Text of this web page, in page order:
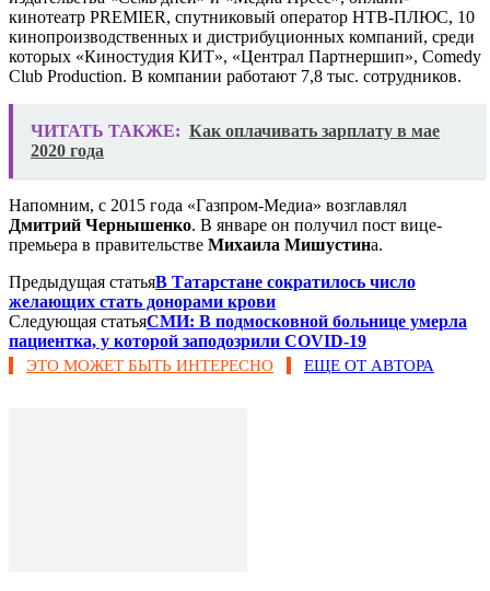
кинотеатр PREMIER, спутниковый оператор НТВ-ПЛЮС, 10
кинопроизводственных и дистрибуционных компаний, среди
которых «Киностудия КИТ», «Централ Партнершип», Comedy
Club Production. В компании работают 7,8 тыс. сотрудников.
ЧИТАТЬ ТАКЖЕ: Как оплачивать зарплату в мае
2020 года
Напомним, с 2015 года «Газпром-Медиа» возглавлял
Дмитрий Чернышенко. В январе он получил пост вице-
премьера в правительстве Михаила Мишустина.
Предыдущая статьяВ Татарстане сократилось число
желающих стать донорами крови
Следующая статья​СМИ: В подмосковной больнице умерла
пациентка, у которой заподозрили COVID-19
ЭТО МОЖЕТ БЫТЬ ИНТЕРЕСНО ЕЩЕ ОТ АВТОРА